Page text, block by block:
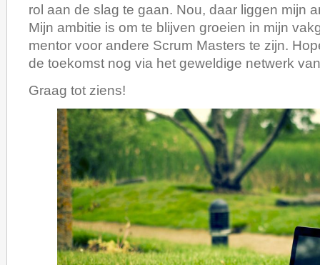
rol aan de slag te gaan. Nou, daar liggen mijn
Mijn ambitie is om te blijven groeien in mijn
mentor voor andere Scrum Masters te zijn.
de toekomst nog via het geweldige netwerk
Graag tot ziens!